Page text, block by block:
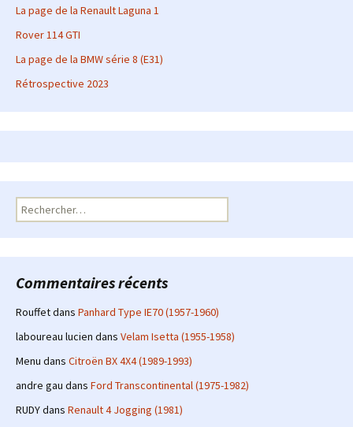
La page de la Renault Laguna 1
Rover 114 GTI
La page de la BMW série 8 (E31)
Rétrospective 2023
Rechercher :
Commentaires récents
Rouffetdans Panhard Type IE70 (1957-1960)
laboureau lucien dans Velam Isetta (1955-1958)
Menu dans Citroën BX 4X4 (1989-1993)
andre gau dans Ford Transcontinental (1975-1982)
RUDYdans Renault 4 Jogging (1981)